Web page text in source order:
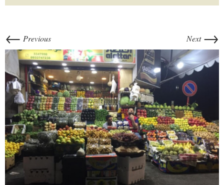
← Previous Next →